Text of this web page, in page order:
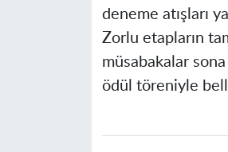
deneme atışları
Zorlu etapların
müsabakalar
ödül töreniyle